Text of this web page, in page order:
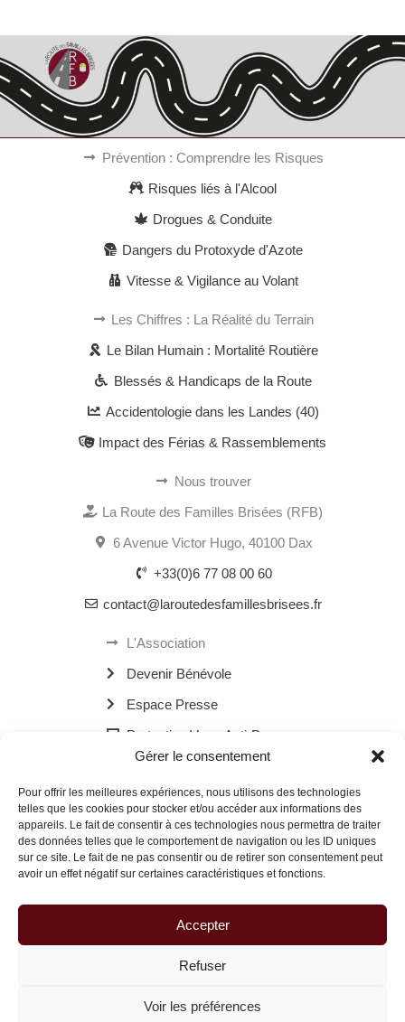
Gérer le consentement
Pour offrir les meilleures expériences, nous utilisons des technologies
telles que les cookies pour stocker et/ou accéder aux informations des
appareils. Le fait de consentir à ces technologies nous permettra de traiter
des données telles que le comportement de navigation ou les ID uniques
sur ce site. Le fait de ne pas consentir ou de retirer son consentement peut
avoir un effet négatif sur certaines caractéristiques et fonctions.
Accepter
Refuser
Voir les préférences
Prévention : Comprendre les Risques
Risques liés à l'Alcool
Drogues & Conduite
Dangers du Protoxyde d'Azote
Vitesse & Vigilance au Volant
Les Chiffres : La Réalité du Terrain
Le Bilan Humain : Mortalité Routière
Blessés & Handicaps de la Route
Accidentologie dans les Landes (40)
Impact des Férias & Rassemblements
Nous trouver
La Route des Familles Brisées (RFB)
6 Avenue Victor Hugo, 40100 Dax
+33(0)6 77 08 00 60
contact@laroutedesfamillesbrisees.fr
L'Association
Devenir Bénévole
Espace Presse
Protection Verre Anti-Drogue
Les Bornes Recharge Mobile
Les Navettes Kékébus
Menu